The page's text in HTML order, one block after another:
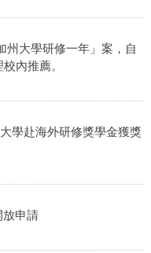
州大學研修一年」案，自
內推薦。
學赴海外研修獎學金獲獎
放申請